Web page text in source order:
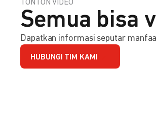
TONTON VIDEO
Semua bisa
Dapatkan informasi seputar
HUBUNGI TIM KAMI